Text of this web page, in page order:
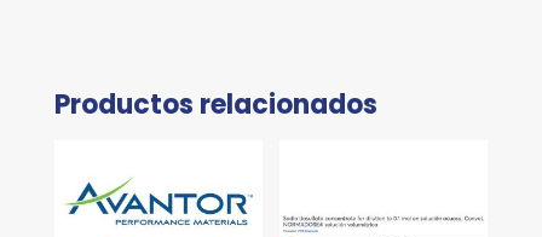
Productos relacionados